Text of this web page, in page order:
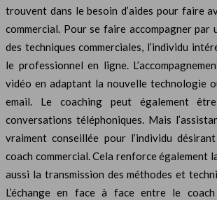
trouvent dans le besoin d’aides pour faire
commercial. Pour se faire accompagner par
des techniques commerciales, l’individu
le professionnel en ligne.
vidéo en adaptant la nouvelle technologie
email. Le coaching peut également
conversations téléphoniques. Mais
vraiment conseillée pour l’individu désirant
coach commercial. Cela renforce également
aussi la transmission des méthodes et
L’échange en face à face entre le